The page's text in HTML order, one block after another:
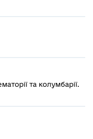
та колумбарії.